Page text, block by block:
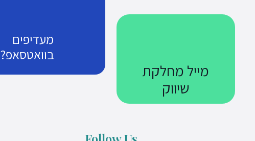
נשתמע
מייל מחלקת
שיווק
מעדיפים
בוואטסאפ?